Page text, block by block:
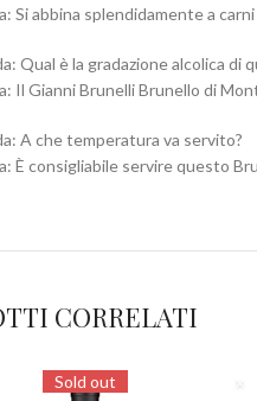
Si abbina splendidamente a
Qual è la gradazione alcolica di
Il Gianni Brunelli Brunello di
A che temperatura va servito?
È consigliabile servire questo
CORRELATI
Sold out